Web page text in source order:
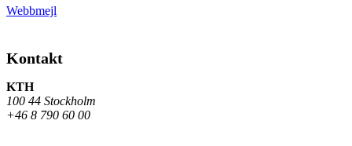
Webbmejl
Kontakt
KTH
100 44 Stockholm
+46 8 790 60 00